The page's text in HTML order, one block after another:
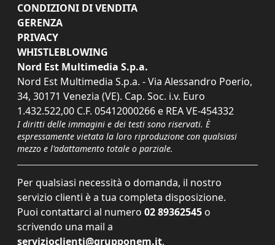
CONDIZIONI DI VENDITA
GERENZA
PRIVACY
WHISTLEBLOWING
Nord Est Multimedia S.p.a.
Nord Est Multimedia S.p.a. - Via Alessandro Poerio,
34, 30171 Venezia (VE). Cap. Soc. i.v. Euro
1.432.522,00 C.F. 05412000266 e REA VE-454332
I diritti delle immagini e dei testi sono riservati. È
espressamente vietata la loro riproduzione con qualsiasi
mezzo e l'adattamento totale o parziale.
Per qualsiasi necessità o domanda, il nostro
servizio clienti è a tua completa disposizione.
Puoi contattarci al numero 02 89362545 o
scrivendo una mail a
servizioclienti@grupponem.it.